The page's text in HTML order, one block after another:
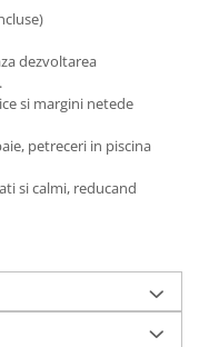
dezvoltarea
si margini netede
petreceri in piscina
si calmi, reducand